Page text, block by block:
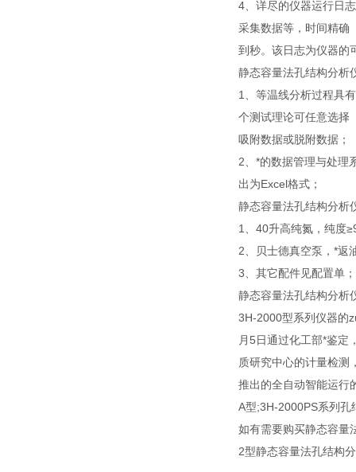
4、详尽的仪器运行日
采集数据等，时间精确
到秒。该日志为仪器的
静态容量法孔结构分析
1、等温线分析过程具
个测试理论可任意选择
吸附数据或脱附数据；
2、*的数据管理与处理
出为Excel格式；
静态容量法孔结构分析
1、40升高纯氮，纯度
2、贝士德真空泵，*返
3、其它配件见配置单；
静态容量法孔结构分析
3H-2000型系列仪器的
月5日通过化工部*鉴
质研究中心的计量检
推出的全自动智能运行
A型;3H-2000PS系列孔
如有需要购买静态容量
2型静态容量法孔结构